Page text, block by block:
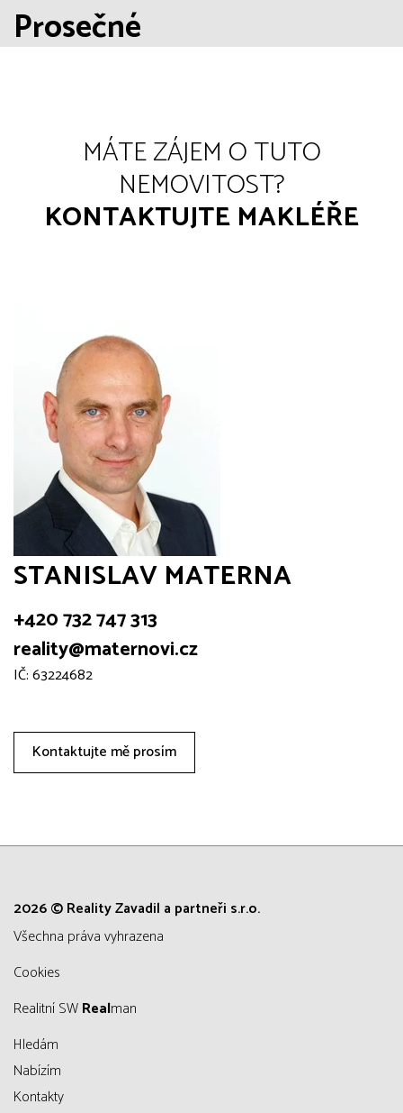
Prosečné
MÁTE ZÁJEM O TUTO
NEMOVITOST?
KONTAKTUJTE MAKLÉŘE
STANISLAV MATERNA
+420 732 747 313
reality@maternovi.cz
IČ: 63224682
Kontaktujte mě prosím
2026 © Reality Zavadil a partneři s.r.o.
všechna práva vyhrazena
Cookies
Realitní SWRealman
Hledám
Nabízím
Kontakty